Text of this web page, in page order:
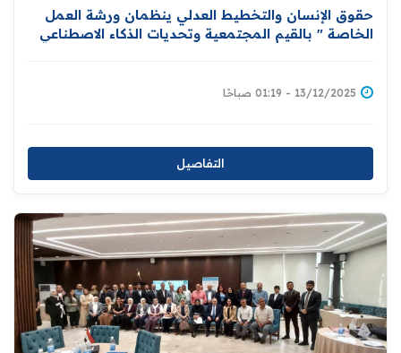
حقوق الإنسان والتخطيط العدلي ينظمان ورشة العمل
الخاصة " بالقيم المجتمعية وتحديات الذكاء الاصطناعي
13/12/2025 - 01:19 صباحًا
التفاصيل